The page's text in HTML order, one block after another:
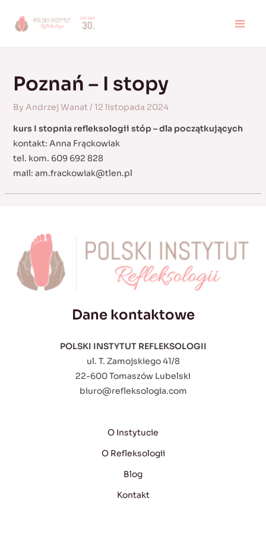
Poznań – I stopy
By Andrzej Wanat/12 listopada 2024
kurs I stopnia refleksologii stóp – dla początkujących
kontakt: Anna Frąckowiak
tel. kom. 609 692 828
mail: am.frackowiak@tlen.pl
Dane kontaktowe
POLSKI INSTYTUT REFLEKSOLOGII
ul. T. Zamojskiego 41/8
22-600 Tomaszów Lubelski
biuro@refleksologia.com
O Instytucie
O Refleksologii
Blog
Kontakt